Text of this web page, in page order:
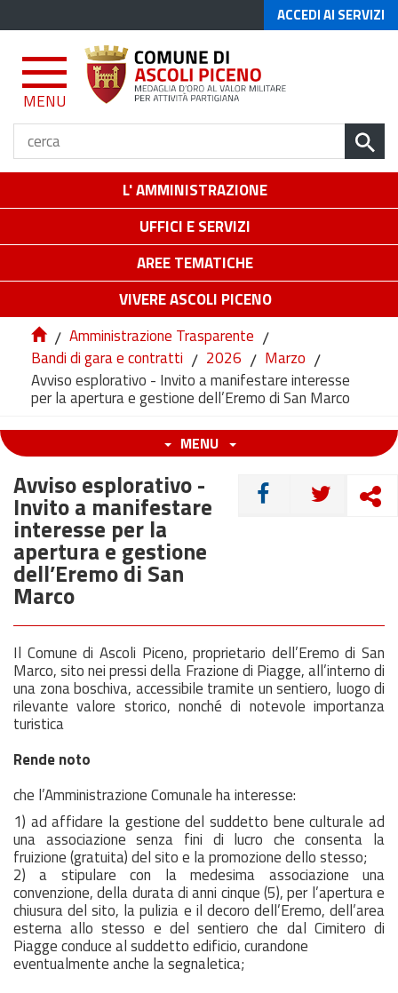
ACCEDI AI SERVIZI
MENU
L' AMMINISTRAZIONE
UFFICI E SERVIZI
AREE TEMATICHE
VIVERE ASCOLI PICENO
/ Amministrazione Trasparente /
Bandi di gara e contratti / 2026 / Marzo /
Avviso esplorativo - Invito a manifestare interesse
per la apertura e gestione dell’Eremo di San Marco
MENU
CONDIVIDI
Avviso esplorativo -
Invito a manifestare
interesse per la
apertura e gestione
dell’Eremo di San
Marco
Il Comune di Ascoli Piceno, proprietario dell’Eremo di San
Marco, sito nei pressi della Frazione di Piagge, all’interno di
una zona boschiva, accessibile tramite un sentiero, luogo di
rilevante valore storico, nonché di notevole importanza
turistica
Rende noto
che l’Amministrazione Comunale ha interesse:
1) ad affidare la gestione del suddetto bene culturale ad
una associazione senza fini di lucro che consenta la
fruizione (gratuita) del sito e la promozione dello stesso;
2) a stipulare con la medesima associazione una
convenzione, della durata di anni cinque (5), per l’apertura e
chiusura del sito, la pulizia e il decoro dell’Eremo, dell’area
esterna allo stesso e del sentiero che dal Cimitero di
Piagge conduce al suddetto edificio, curandone
eventualmente anche la segnaletica;